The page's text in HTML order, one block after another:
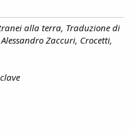
alla terra, Traduzione di
Zaccuri, Crocetti,